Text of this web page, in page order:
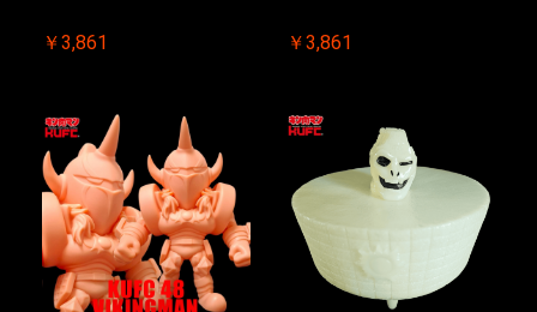
￥3,861 ￥3,861